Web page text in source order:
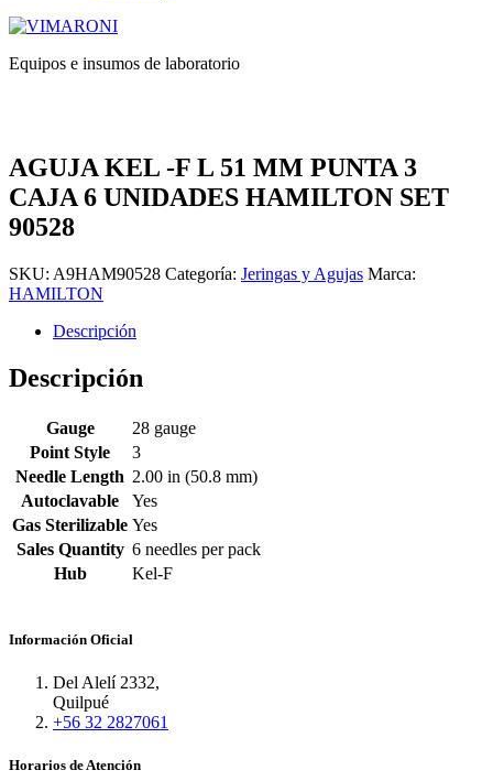
Equipos e insumos de laboratorio
AGUJA KEL -F L 51 MM PUNTA 3
CAJA 6 UNIDADES HAMILTON SET
90528
SKU: A9HAM90528 Categoría: Jeringas y Agujas Marca:
HAMILTON
Descripción
Descripción
Gauge
28 gauge
Point Style
3
Needle Length 2.00 in (50.8 mm)
Autoclavable
Yes
Gas Sterilizable Yes
Sales Quantity 6 needles per pack
Hub
Kel-F
Información Oficial
Del Alelí 2332,
Quilpué
+56 32 2827061
Horarios de Atención